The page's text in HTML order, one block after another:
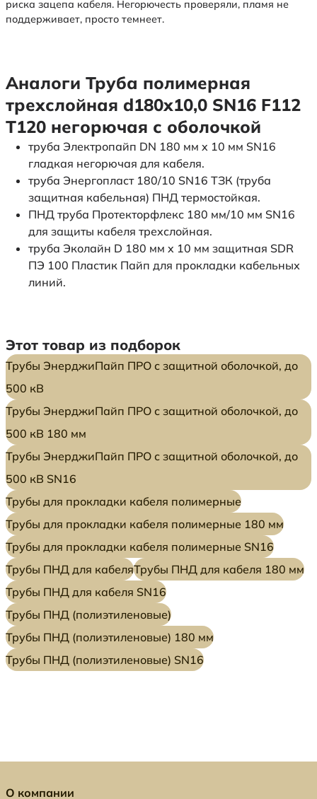
риска зацепа кабеля. Негорючесть проверяли, пламя не
поддерживает, просто темнеет.
Аналоги Труба полимерная
трехслойная d180х10,0 SN16 F112
Т120 негорючая с оболочкой
труба Электропайп DN 180 мм x 10 мм SN16
гладкая негорючая для кабеля.
труба Энергопласт 180/10 SN16 ТЗК (труба
защитная кабельная) ПНД термостойкая.
ПНД труба Протекторфлекс 180 мм/10 мм SN16
для защиты кабеля трехслойная.
труба Эколайн D 180 мм x 10 мм защитная SDR
ПЭ 100 Пластик Пайп для прокладки кабельных
линий.
Этот товар из подборок
Трубы ЭнерджиПайп ПРО с защитной оболочкой, до
500 кВ
Трубы ЭнерджиПайп ПРО с защитной оболочкой, до
500 кВ 180 мм
Трубы ЭнерджиПайп ПРО с защитной оболочкой, до
500 кВ SN16
Трубы для прокладки кабеля полимерные
Трубы для прокладки кабеля полимерные 180 мм
Трубы для прокладки кабеля полимерные SN16
Трубы ПНД для кабеляТрубы ПНД для кабеля 180 мм
Трубы ПНД для кабеля SN16
Трубы ПНД (полиэтиленовые)
Трубы ПНД (полиэтиленовые) 180 мм
Трубы ПНД (полиэтиленовые) SN16
О компании